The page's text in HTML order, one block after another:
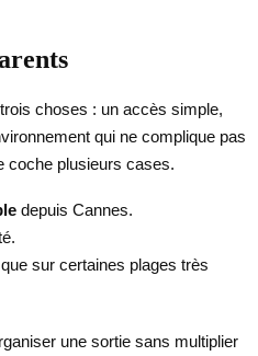
choses : un accès simple,
qui ne complique pas
coche plusieurs cases.
depuis Cannes.
que sur certaines plages très
une sortie sans multiplier